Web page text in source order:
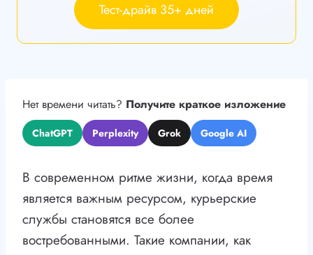
Тест-драйв 35+ дней
Нет времени читать? Получите краткое изложение
ChatGPT Perplexity Grok Google AI
В современном ритме жизни, когда время
является важным ресурсом, курьерские
службы становятся все более
востребованными. Такие компании, как